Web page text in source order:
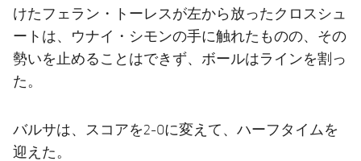
けたフェラン・トーレスが左から放ったクロスシュ
ートは、ウナイ・シモンの手に触れたものの、その
勢いを止めることはできず、ボールはラインを割っ
た。
バルサは、スコアを2-0に変えて、ハーフタイムを
迎えた。